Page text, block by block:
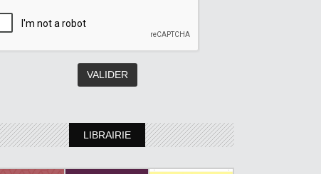
LIBRAIRIE